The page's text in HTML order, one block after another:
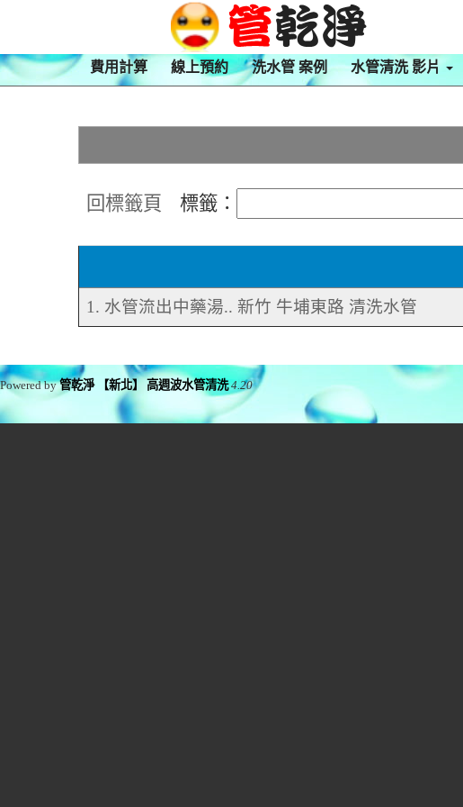
費用計算 線上預約 洗水管 案例 水管清洗 影片
回標籤頁 標籤：
1. 水管流出中藥湯.. 新竹 牛埔東路 清洗水管
Powered by管乾淨 【新北】 高週波水管清洗 4.20